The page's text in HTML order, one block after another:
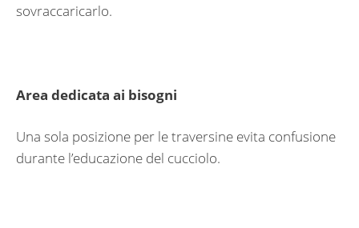
sovraccaricarlo.
Area dedicata ai bisogni
Una sola posizione per le traversine evita confusione
durante l’educazione del cucciolo.